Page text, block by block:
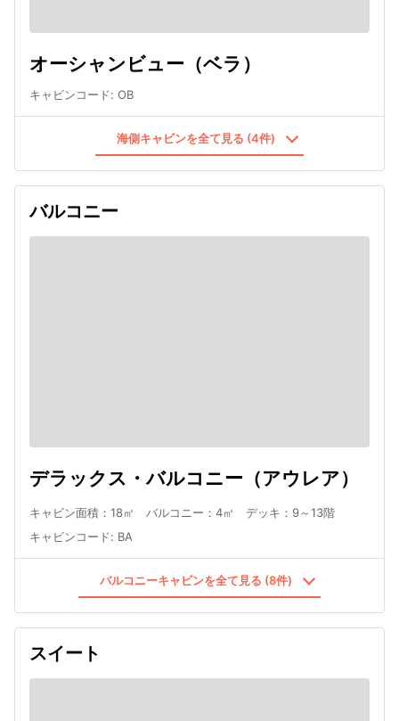
オーシャンビュー（ベラ）
キャビンコード: OB
海側キャビンを全て見る (4件)
バルコニー
デラックス・バルコニー（アウレア）
キャビン面積：18㎡ バルコニー：4㎡ デッキ：9～13階
キャビンコード: BA
バルコニーキャビンを全て見る (8件)
スイート